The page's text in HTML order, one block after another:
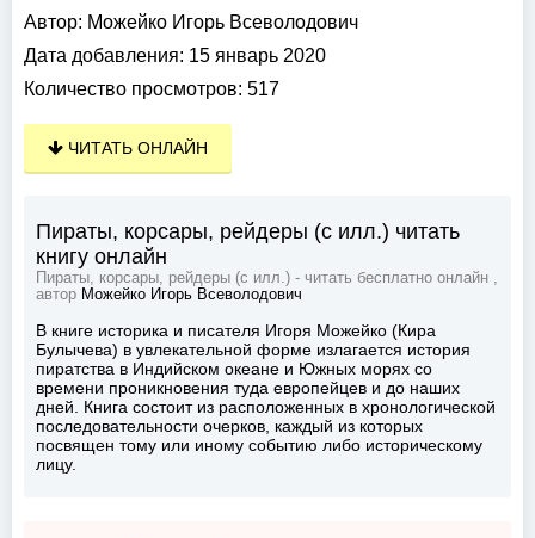
Автор: Можейко Игорь Всеволодович
Дата добавления: 15 январь 2020
Количество просмотров: 517
ЧИТАТЬ ОНЛАЙН
Пираты, корсары, рейдеры (с илл.) читать
книгу онлайн
Пираты, корсары, рейдеры (с илл.) - читать бесплатно онлайн ,
автор Можейко Игорь Всеволодович
В книге историка и писателя Игоря Можейко (Кира
Булычева) в увлекательной форме излагается история
пиратства в Индийском океане и Южных морях со
времени проникновения туда европейцев и до наших
дней. Книга состоит из расположенных в хронологической
последовательности очерков, каждый из которых
посвящен тому или иному событию либо историческому
лицу.